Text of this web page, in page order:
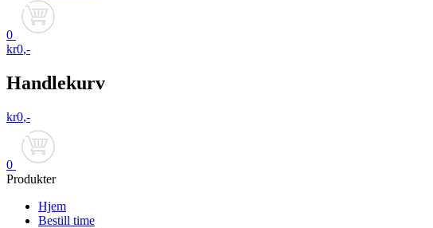
0
kr0,-
Handlekurv
kr0,-
0
Produkter
Hjem
Bestill time